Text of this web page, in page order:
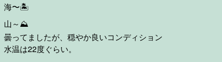
海〜🏝
山～⛰
曇ってましたが、穏やか良いコンディション
水温は22度ぐらい。